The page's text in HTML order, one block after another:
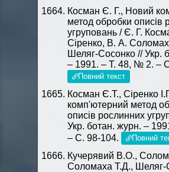
Косман Є. Г., Новий
метод обробки описів
угруповань / Є. Г.
Сіренко, В. А.
Шеляг-Сосонко // Укр.
– 1991. – Т. 48, № 2. –
Повний текст
Косман Є.Т., Сіренко
комп'ютерний метод
описів рослинних
Укр. ботан. журн. –
– С. 98-104.
Повний
Кучерявий В.О.,
Соломаха Т.Д., Шеляг-